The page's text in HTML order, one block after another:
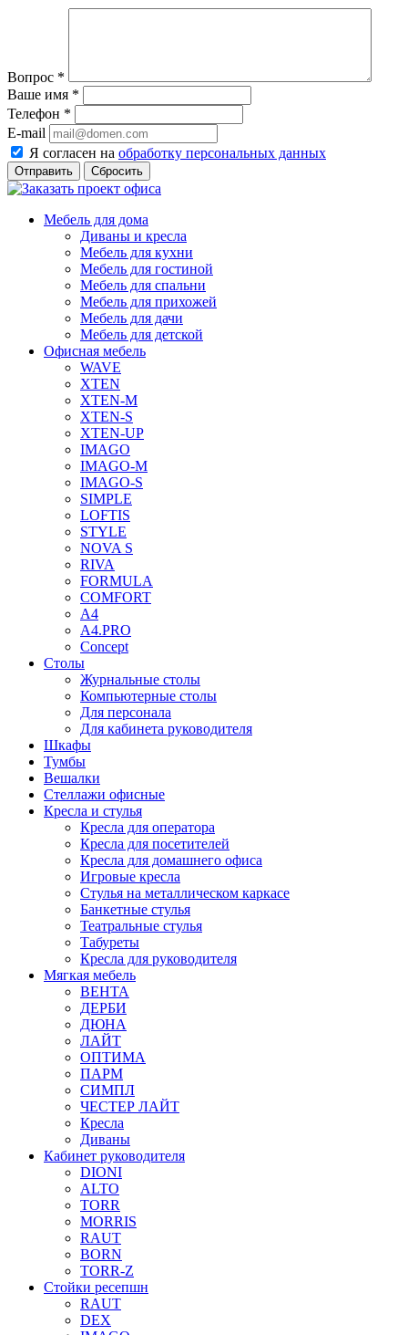
Вопрос *
Ваше имя *
Телефон *
E-mail
Я согласен на обработку персональных данных
Сбросить
Мебель для дома
Диваны и кресла
Мебель для кухни
Мебель для гостиной
Мебель для спальни
Мебель для прихожей
Мебель для дачи
Мебель для детской
Офисная мебель
WAVE
XTEN
XTEN-M
XTEN-S
XTEN-UP
IMAGO
IMAGO-M
IMAGO-S
SIMPLE
LOFTIS
STYLE
NOVA S
RIVA
FORMULA
COMFORT
A4
A4.PRO
Concept
Столы
Журнальные столы
Компьютерные столы
Для персонала
Для кабинета руководителя
Шкафы
Тумбы
Вешалки
Стеллажи офисные
Кресла и стулья
Кресла для оператора
Кресла для посетителей
Кресла для домашнего офиса
Игровые кресла
Стулья на металлическом каркасе
Банкетные стулья
Театральные стулья
Табуреты
Кресла для руководителя
Мягкая мебель
ВЕНТА
ДЕРБИ
ДЮНА
ЛАЙТ
ОПТИМА
ПАРМ
СИМПЛ
ЧЕСТЕР ЛАЙТ
Кресла
Диваны
Кабинет руководителя
DIONI
ALTO
TORR
MORRIS
RAUT
BORN
TORR-Z
Стойки ресепшн
RAUT
DEX